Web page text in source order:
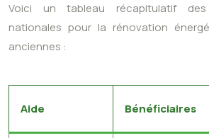
Voici un tableau récapitulatif des
nationales pour la rénovation
anciennes :
Aide Bénéficiaires